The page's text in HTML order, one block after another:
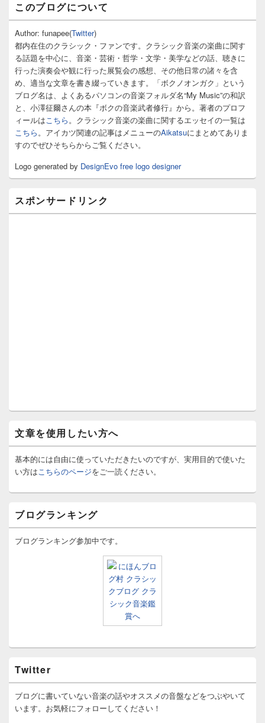
ン
サ
イ
バ
ー
ウ
ィ
ト
ア
このブログについて
Author: funapee(Twitter)
都内在住のクラシック・ファンです。クラシック音楽の楽曲に関す
る話題を中心に、音楽・芸術・哲学・文学・美学などの話、聴きに
行った演奏会や観に行った展覧会の感想、その他日常の諸々を含
め、適当な文章を書き綴っていきます。「ボクノオンガク」という
ブログ名は、よくあるパソコンの音楽フォルダ名“My Music”の和訳
と、小澤征爾さんの本『ボクの音楽武者修行』から。著者のプロフ
ィールはこちら。クラシック音楽の楽曲に関するエッセイの一覧は
こちら。アイカツ関連の記事はメニューのAikatsuにまとめてありま
すのでぜひそちらからご覧ください。
Logo generated by DesignEvo free logo designer
スポンサードリンク
文章を使用したい方へ
基本的には自由に使っていただきたいのですが、実用目的で使いた
い方はこちらのページをご一読ください。
ブログランキング
ブログランキング参加中です。
Twitter
ブログに書いていない音楽の話やオススメの音盤などをつぶやいて
います。お気軽にフォローしてください！